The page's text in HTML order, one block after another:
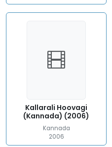
Kallarali Hoovagi
(Kannada) (2006)
Kannada
2006